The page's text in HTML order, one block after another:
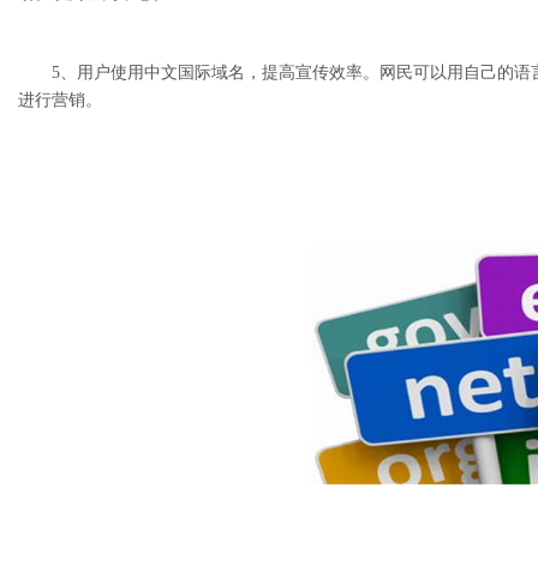
5、用户使用中文国际域名，提高宣传效率。网民可以用自己的语
进行营销。